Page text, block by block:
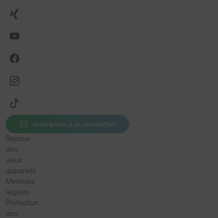
Inscription à la newsletter
Reprise
des
vieux
appareils
Mentions
légales
Protection
des